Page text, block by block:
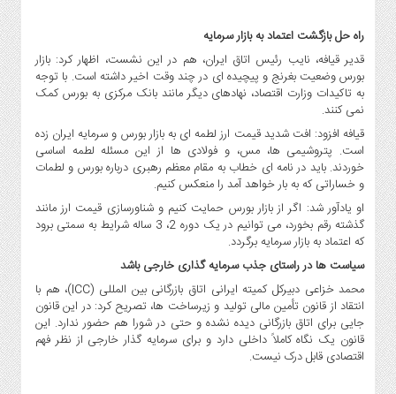
راه حل بازگشت اعتماد به بازار سرمایه
قدیر قیافه، نایب رئیس اتاق ایران، هم در این نشست، اظهار کرد: بازار
بورس وضعیت بغرنج و پیچیده ای در چند وقت اخیر داشته است. با توجه
به تاکیدات وزارت اقتصاد، نهادهای دیگر مانند بانک مرکزی به بورس کمک
نمی کنند.
قیافه افزود: افت شدید قیمت ارز لطمه ای به بازار بورس و سرمایه ایران زده
است. پتروشیمی ها، مس، و فولادی ها از این مسئله لطمه اساسی
خوردند. باید در نامه ای خطاب به مقام معظم رهبری درباره بورس و لطمات
و خساراتی که به بار خواهد آمد را منعکس کنیم.
او یادآور شد: اگر از بازار بورس حمایت کنیم و شناورسازی قیمت ارز مانند
گذشته رقم بخورد، می توانیم در یک دوره 2، 3 ساله شرایط به سمتی برود
که اعتماد به بازار سرمایه برگردد.
سیاست ها در راستای جذب سرمایه گذاری خارجی باشد
محمد خزاعی دبیرکل کمیته ایرانی اتاق بازرگانی بین المللی (ICC)، هم با
انتقاد از قانون تأمین مالی تولید و زیرساخت ها، تصریح کرد: در این قانون
جایی برای اتاق بازرگانی دیده نشده و حتی در شورا هم حضور ندارد. این
قانون یک نگاه کاملاً داخلی دارد و برای سرمایه گذار خارجی از نظر فهم
اقتصادی قابل درک نیست.